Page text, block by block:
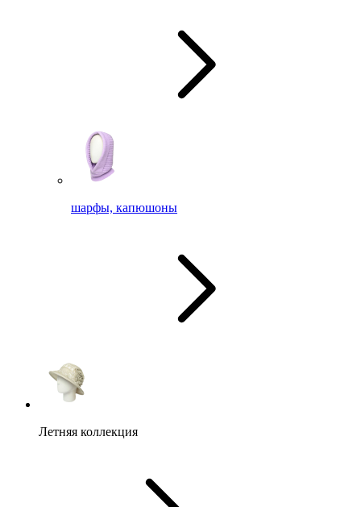
шарфы, капюшоны
Летняя коллекция